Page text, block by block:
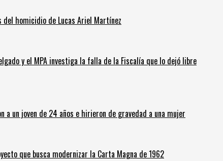
del homicidio de Lucas Ariel Martínez
y el MPA investiga la falla de la Fiscalía que lo dejó libre
a un joven de 24 años e hirieron de gravedad a una mujer
que busca modernizar la Carta Magna de 1962